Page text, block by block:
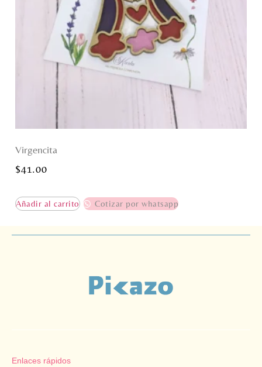
Virgencita
$41.00
Añadir al carrito Cotizar por whatsapp
Enlaces rápidos